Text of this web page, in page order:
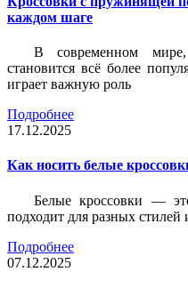
каждом шаге
В современном
становится всё более
играет важную роль
Подробнее
17.12.2025
Как носить белые
Белые кроссовки —
подходит для разных стилей
Подробнее
07.12.2025